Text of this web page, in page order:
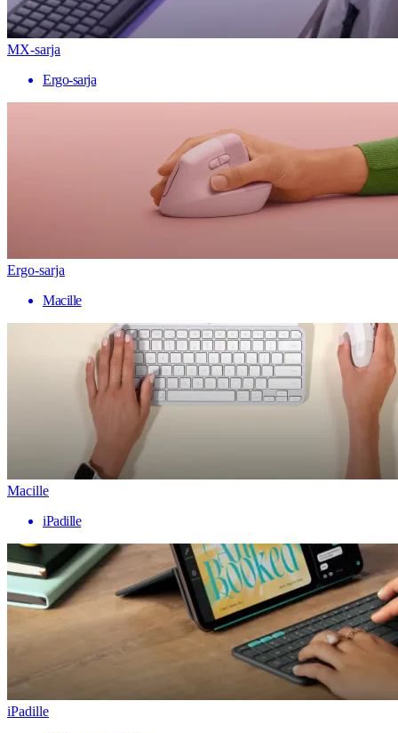
MX-sarja
Ergo-sarja
Ergo-sarja
Macille
Macille
iPadille
iPadille